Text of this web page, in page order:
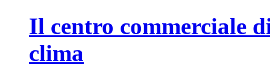
Il centro commerciale
clima